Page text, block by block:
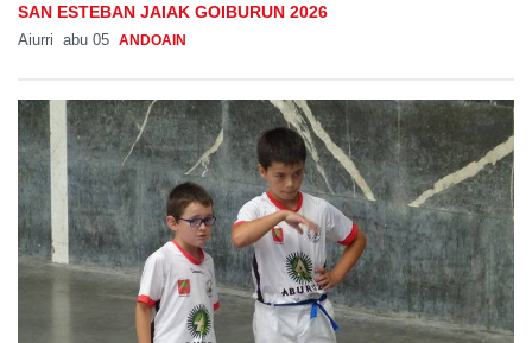
SAN ESTEBAN JAIAK GOIBURUN 2026
Aiurri abu 05 ANDOAIN